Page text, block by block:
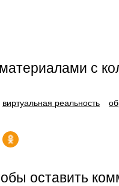
с
виртуальная реальность
оставить